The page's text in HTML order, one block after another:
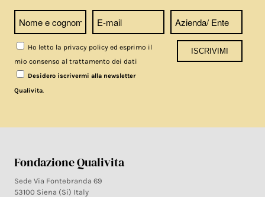
Ho letto la privacy policy ed esprimo il
mio consenso al trattamento dei dati
Desidero iscrivermi alla newsletter
Qualivita.
Fondazione Qualivita
Sede Via Fontebranda 69
53100 Siena (Si) Italy